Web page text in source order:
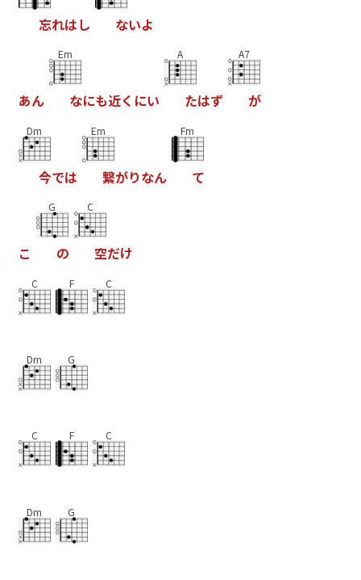
忘れはし ないよ
あん
Em
なにも近く にい
A
たはず
A7
が
Dm
今では
Em
繋がりなん
Fm
て
こ
G
の
C
空だけ
C F C
Dm G
C F C
Dm G